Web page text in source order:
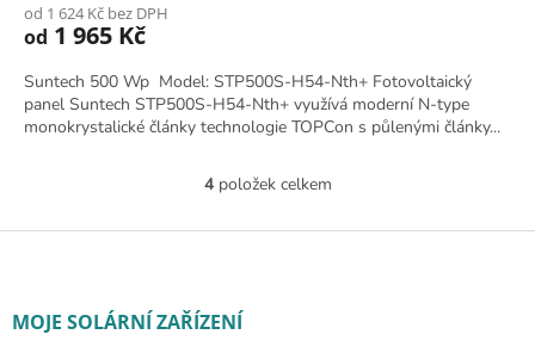
od 1 624 Kč bez DPH
od 1 965 Kč
Suntech 500 Wp Model: STP500S-H54-Nth+ Fotovoltaický
panel Suntech STP500S-H54-Nth+ využívá moderní N-type
monokrystalické články technologie TOPCon s půlenými články...
Ovládací prvky výpisu
4položek celkem
Zápatí
MOJE SOLÁRNÍ ZAŘÍZENÍ